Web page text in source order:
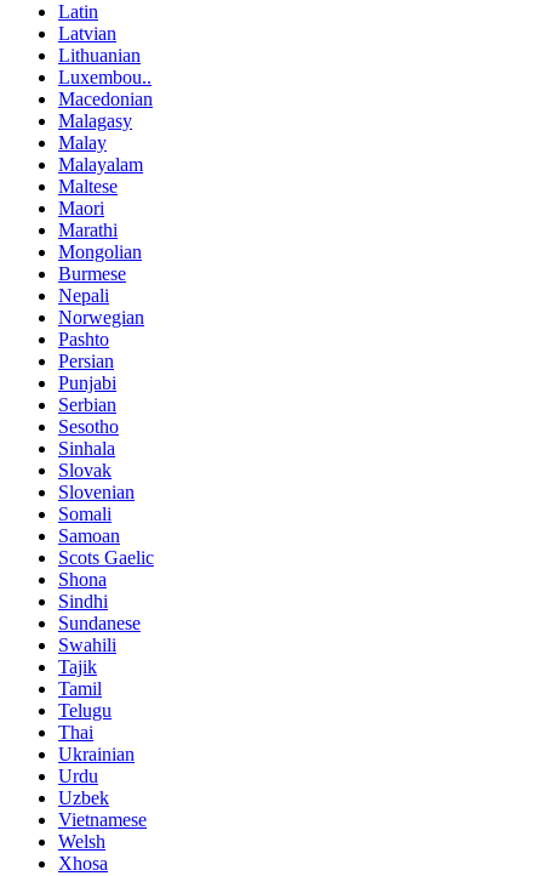
Latin
Latvian
Lithuanian
Luxembou..
Macedonian
Malagasy
Malay
Malayalam
Maltese
Maori
Marathi
Mongolian
Burmese
Nepali
Norwegian
Pashto
Persian
Punjabi
Serbian
Sesotho
Sinhala
Slovak
Slovenian
Somali
Samoan
Scots Gaelic
Shona
Sindhi
Sundanese
Swahili
Tajik
Tamil
Telugu
Thai
Ukrainian
Urdu
Uzbek
Vietnamese
Welsh
Xhosa